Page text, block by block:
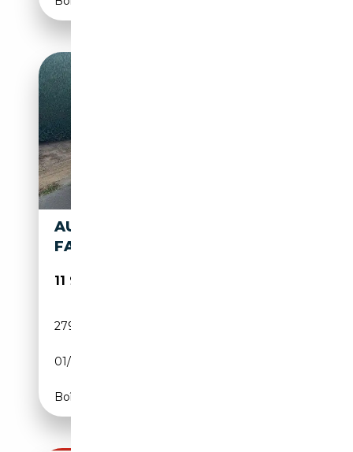
AUDI TT 2.0TDI | S LINE |
FACELIFT | DIGITALE | LED
11 995€
279 000 km
01/2016
Boîte manuelle